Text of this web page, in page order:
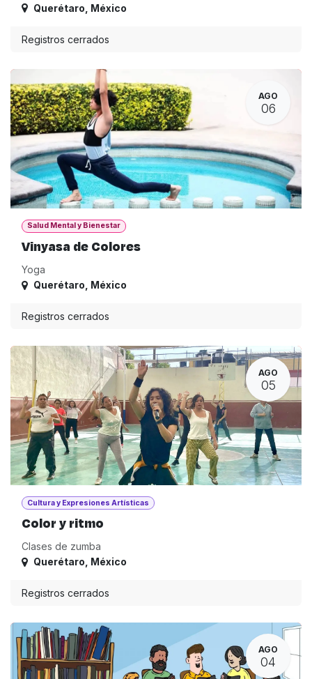
Querétaro México
Registros cerrados
AGO
06
Salud Mental y Bienestar
Vinyasa de Colores
Yoga
Querétaro México
Registros cerrados
AGO
05
Cultura y Expresiones Artísticas
Color y ritmo
Clases de zumba
Querétaro México
Registros cerrados
AGO
04